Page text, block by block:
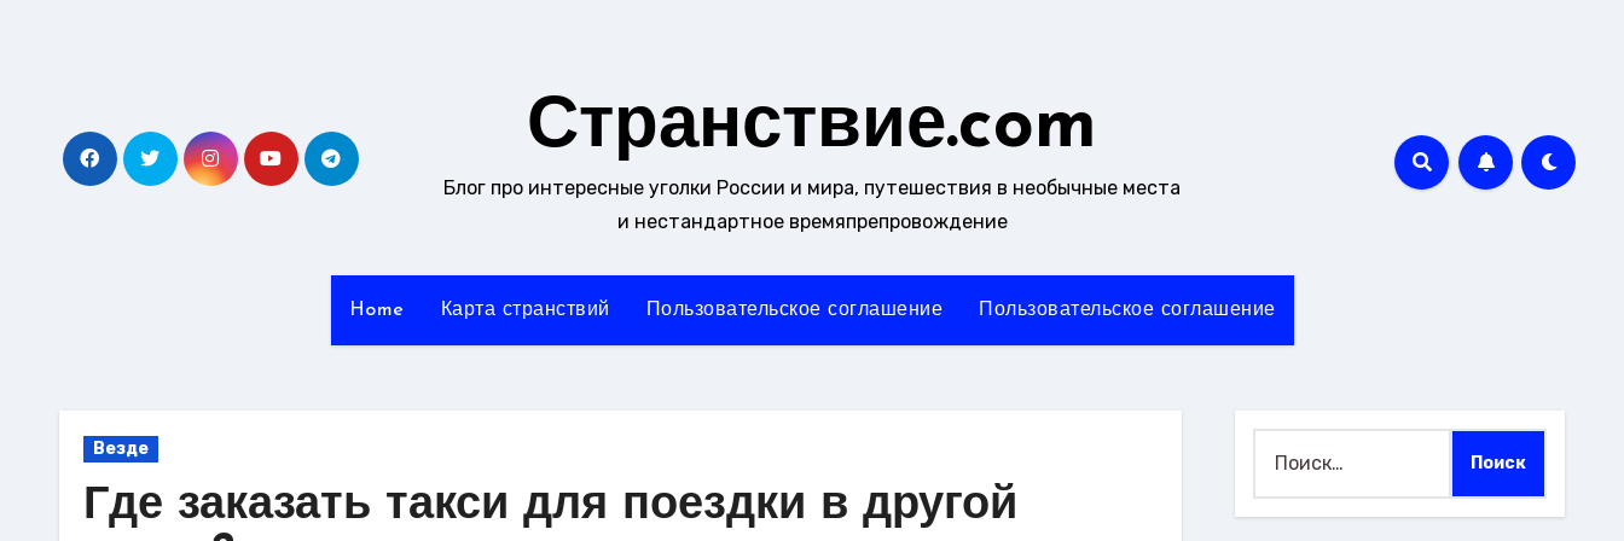
Странствие.com
Блог про интересные уголки России и мира, путешествия в необычные места
и нестандартное времяпрепровождение
Home Карта странствий Пользовательское соглашение Пользовательское соглашение
Везде
Где заказать такси для поездки в другой